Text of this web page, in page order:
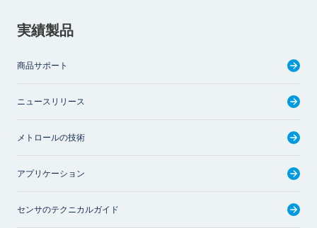
実績製品
商品サポート
ニュースリリース
メトロールの技術
アプリケーション
センサのテクニカルガイド